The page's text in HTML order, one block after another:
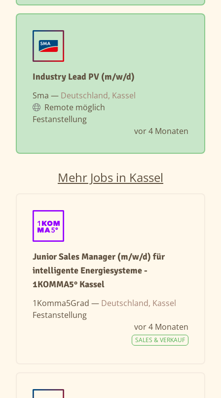
Industry Lead PV (m/w/d)
Sma — Deutschland, Kassel
Remote möglich
Festanstellung
vor 4 Monaten
Mehr Jobs in Kassel
Junior Sales Manager (m/w/d) für
intelligente Energiesysteme -
1KOMMA5° Kassel
1Komma5Grad — Deutschland, Kassel
Festanstellung
vor 4 Monaten
SALES & VERKAUF